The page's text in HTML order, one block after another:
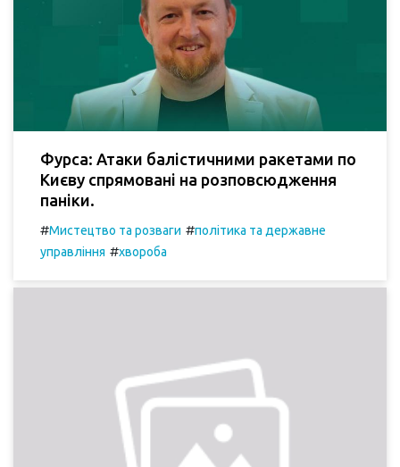
Фурса: Атаки балістичними ракетами по
Києву спрямовані на розповсюдження
паніки.
#Мистецтво та розваги #політика та державне
управління #хвороба